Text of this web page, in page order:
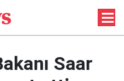
Saar